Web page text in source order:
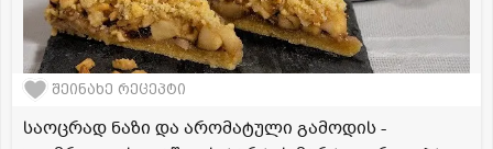
შეინახე რეცეპტი
საოცრად ნაზი და არომატული გამოდის -